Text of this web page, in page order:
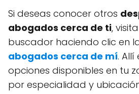
Si deseas conocer otros
abogados cerca de ti,
buscador haciendo clic en
abogados cerca de mí.
opciones disponibles en tu
por especialidad y